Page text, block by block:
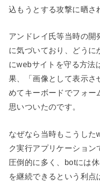
込もうとする攻撃に晒さ
アンドレイ氏等当時の
に気づいており、どうに
にwebサイトを守る方法
果、「画像として表示さ
めてキーボードでフォー
思いついたのです。
なぜなら当時もこうした
ク実行アプリケーショ
圧倒的に多く、botには
を継続できるという利点